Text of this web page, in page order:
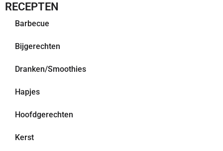
RECEPTEN
Barbecue
Bijgerechten
Dranken/Smoothies
Hapjes
Hoofdgerechten
Kerst